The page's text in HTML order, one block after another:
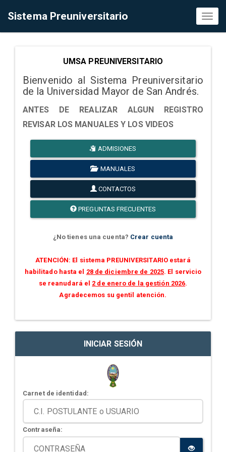
Sistema Preuniversitario
UMSA PREUNIVERSITARIO
Bienvenido al Sistema Preuniversitario
de la Universidad Mayor de San Andrés.
ANTES DE REALIZAR ALGUN REGISTRO
REVISAR LOS MANUALES Y LOS VIDEOS
ADMISIONES
MANUALES
CONTACTOS
PREGUNTAS FRECUENTES
¿No tienes una cuenta? Crear cuenta
ATENCIÓN: El sistema PREUNIVERSITARIO estará
habilitado hasta el 28 de diciembre de 2025. El servicio
se reanudará el 2 de enero de la gestión 2026.
Agradecemos su gentil atención.
INICIAR SESIÓN
Carnet de identidad:
Contraseña: